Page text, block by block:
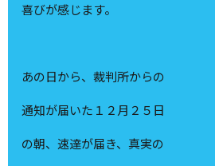
喜びが感じます。
あの日から、裁判所からの
通知が届いた１２月２５日
の朝、速達が届き、真実の